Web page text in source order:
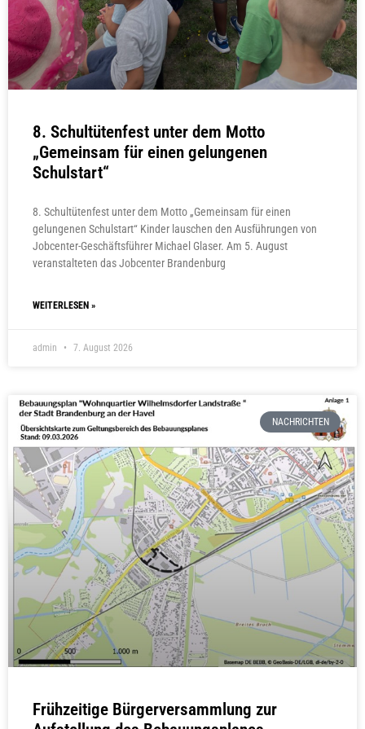
8. Schultütenfest unter dem Motto
„Gemeinsam für einen gelungenen
Schulstart“
8. Schultütenfest unter dem Motto „Gemeinsam für einen
gelungenen Schulstart“ Kinder lauschen den Ausführungen von
Jobcenter-Geschäftsführer Michael Glaser. Am 5. August
veranstalteten das Jobcenter Brandenburg
WEITERLESEN »
admin 7. August 2026
NACHRICHTEN
Frühzeitige Bürgerversammlung zur